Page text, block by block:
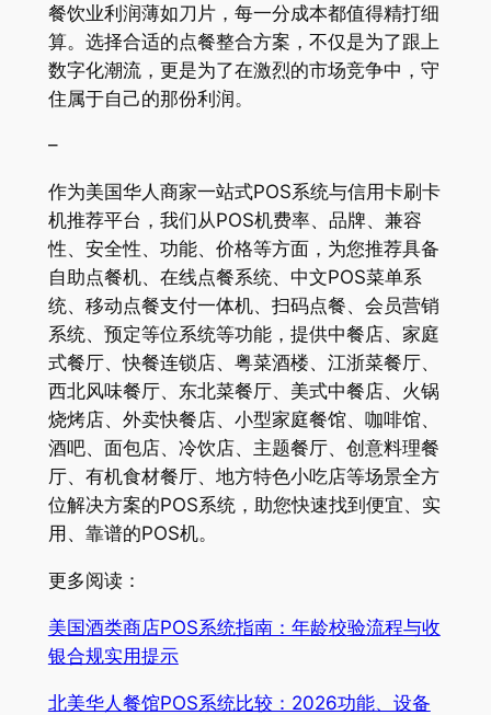
餐饮业利润薄如刀片，每一分成本都值得精打细
算。选择合适的点餐整合方案，不仅是为了跟上
数字化潮流，更是为了在激烈的市场竞争中，守
住属于自己的那份利润。
–
作为美国华人商家一站式POS系统与信用卡刷卡
机推荐平台，我们从POS机费率、品牌、兼容
性、安全性、功能、价格等方面，为您推荐具备
自助点餐机、在线点餐系统、中文POS菜单系
统、移动点餐支付一体机、扫码点餐、会员营销
系统、预定等位系统等功能，提供中餐店、家庭
式餐厅、快餐连锁店、粤菜酒楼、江浙菜餐厅、
西北风味餐厅、东北菜餐厅、美式中餐店、火锅
烧烤店、外卖快餐店、小型家庭餐馆、咖啡馆、
酒吧、面包店、冷饮店、主题餐厅、创意料理餐
厅、有机食材餐厅、地方特色小吃店等场景全方
位解决方案的POS系统，助您快速找到便宜、实
用、靠谱的POS机。
更多阅读：
美国酒类商店POS系统指南：年龄校验流程与收
银合规实用提示
北美华人餐馆POS系统比较：2026功能、设备